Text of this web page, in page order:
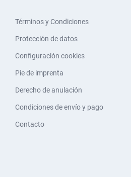
Términos y Condiciones
Protección de datos
Configuración cookies
Pie de imprenta
Derecho de anulación
Condiciones de envío y pago
Contacto